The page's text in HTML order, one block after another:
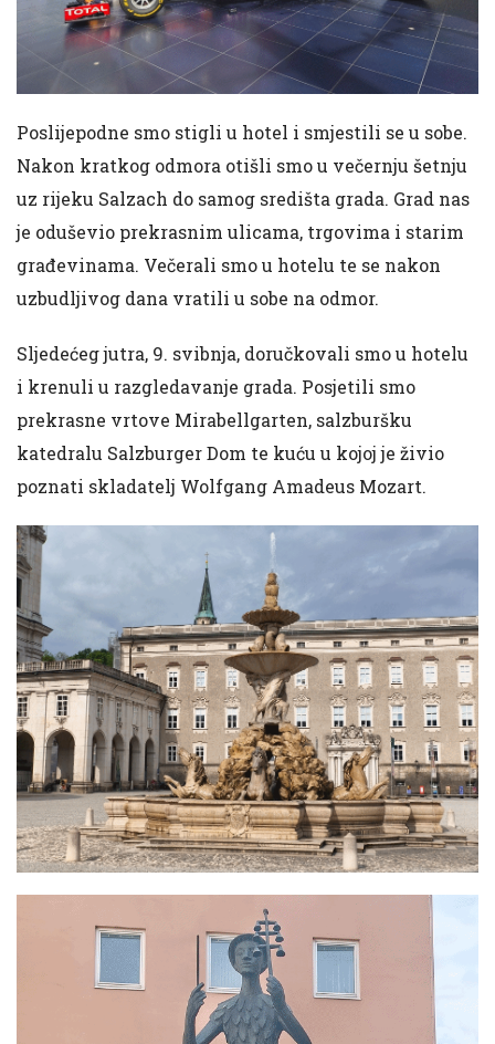
Poslijepodne smo stigli u hotel i smjestili se u sobe.
Nakon kratkog odmora otišli smo u večernju šetnju
uz rijeku Salzach do samog središta grada. Grad nas
je oduševio prekrasnim ulicama, trgovima i starim
građevinama. Večerali smo u hotelu te se nakon
uzbudljivog dana vratili u sobe na odmor.
Sljedećeg jutra, 9. svibnja, doručkovali smo u hotelu
i krenuli u razgledavanje grada. Posjetili smo
prekrasne vrtove Mirabellgarten, salzburšku
katedralu Salzburger Dom te kuću u kojoj je živio
poznati skladatelj Wolfgang Amadeus Mozart.